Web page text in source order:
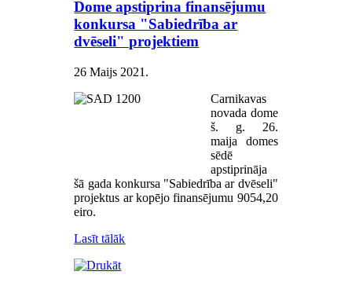
Dome apstiprina finansējumu
konkursa "Sabiedrība ar
dvēseli" projektiem
26 Maijs 2021 .
Carnikavas
novada dome
š. g. 26.
maija domes
sēdē
apstiprināja
šā gada konkursa "Sabiedrība ar dvēseli"
projektus ar kopējo finansējumu 9054,20
eiro.
Lasīt tālāk